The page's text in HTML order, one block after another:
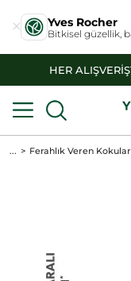
Yves Rocher
Bitkisel güzellik,
HER
... Ferahlık Veren Kokular